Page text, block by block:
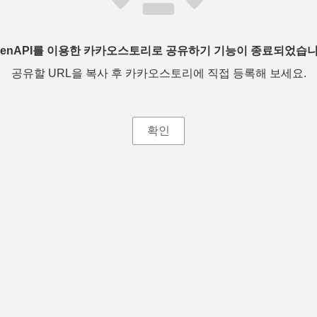
를 이용한 카카오스토리로 공유하기 기능이 종료되었습
공유할 URL을 복사 후 카카오스토리에 직접 등록해 보세요.
확인